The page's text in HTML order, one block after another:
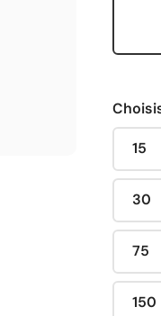
15
30
75
150